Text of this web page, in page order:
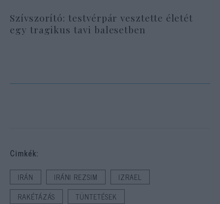
Szívszorító: testvérpár vesztette életét
egy tragikus tavi balesetben
Cimkék:
IRÁN IRÁNI REZSIM
IZRAEL
RAKÉTÁZÁS
TÜNTETÉSEK